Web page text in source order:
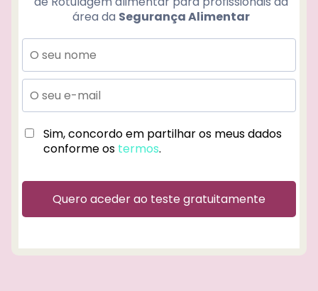
área da Segurança Alimentar
Sim, concordo em partilhar os meus dados
conforme os termos.
Quero aceder ao teste gratuitamente